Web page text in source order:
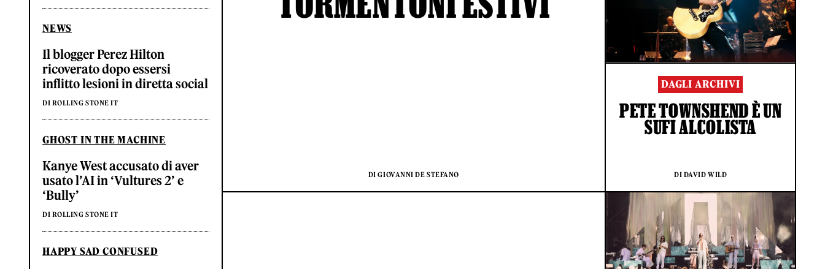
NEWS
Il blogger Perez Hilton
ricoverato dopo essersi
inflitto lesioni in diretta social
DI ROLLING STONE IT
GHOST IN THE MACHINE
Kanye West accusato di aver
usato l’AI in ‘Vultures 2’ e
‘Bully’
DI ROLLING STONE IT
HAPPY SAD CONFUSED
DI GIOVANNI DE STEFANO
DAGLI ARCHIVI
PETE TOWNSHEND È UN
SUFI ALCOLISTA
DI DAVID WILD